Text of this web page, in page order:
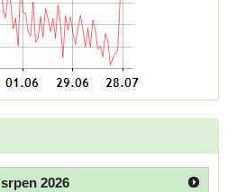
srpen 2026